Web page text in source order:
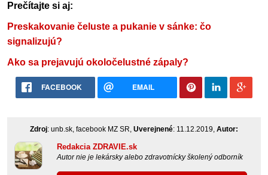
Prečítajte si aj:
Preskakovanie čeluste a pukanie v sánke: čo
signalizujú?
Ako sa prejavujú okoločelustné zápaly?
FACEBOOK EMAIL
Zdroj: unb.sk, facebook MZ SR, Uverejnené: 11.12.2019, Autor:
Redakcia ZDRAVIE.sk
Autor nie je lekársky alebo zdravotnícky školený odborník